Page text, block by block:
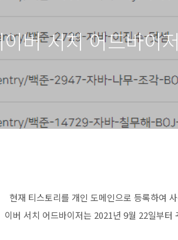
버 서치 어드바이
현재 티스토리를 개인 도메인으로 등록하여
이버 서치 어드바이저는 2021년 9월 22일부